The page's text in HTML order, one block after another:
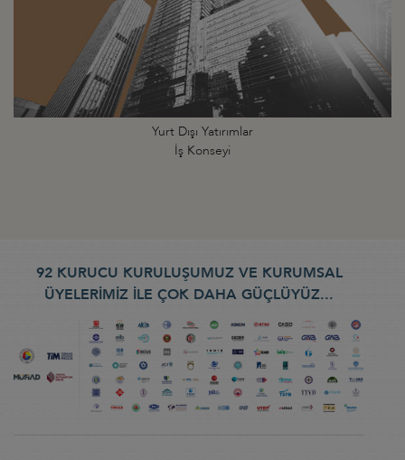
Yurt Dışı Yatırımlar
İş Konseyi
92 KURUCU KURULUŞUMUZ VE KURUMSAL
ÜYELERİMİZ İLE ÇOK DAHA GÜÇLÜYÜZ...